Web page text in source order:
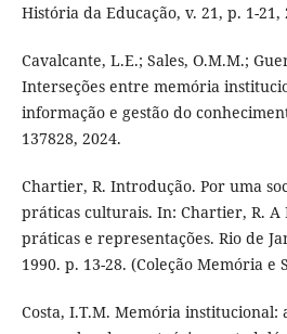
História da Educação, v. 21, p. 1-21,
Cavalcante, L.E.; Sales, O.M.M.;
Interseções entre memória
informação e gestão do
137828, 2024.
Chartier, R. Introdução. Por uma
práticas culturais. In: Chartier, R.
práticas e representações. Rio de
1990. p. 13-28. (Coleção Memória e
Costa, I.T.M. Memória institucional: